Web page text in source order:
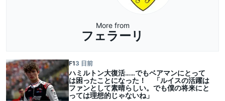
More from
フェラーリ
F13 日前
ハミルトン大復活……でもベアマンにとって
は困ったことになった！ 「ルイスの活躍は
ファンとして素晴らしい。でも僕の将来にと
っては理想的じゃないね」